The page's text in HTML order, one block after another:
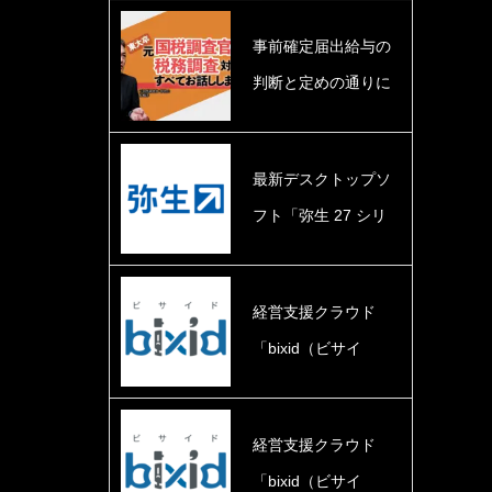
事前確定届出給与の
判断と定めの通りに
最新デスクトップソ
フト「弥生 27 シリ
経営支援クラウド
「bixid（ビサイ
経営支援クラウド
「bixid（ビサイ